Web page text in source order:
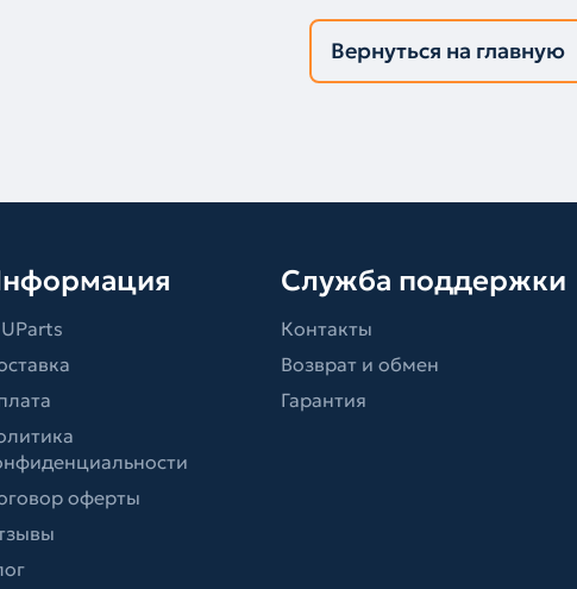
Вернуться на главную
оферты
Служба поддержки
Контакты
Возврат и обмен
Гарантия